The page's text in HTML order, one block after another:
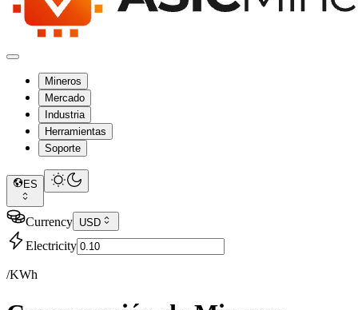
Mineros
Mercado
Industria
Herramientas
Soporte
ES
Currency USD
Electricity
/KWh